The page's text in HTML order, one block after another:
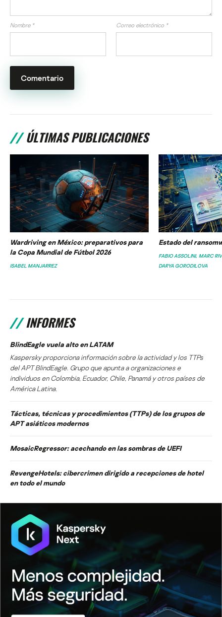
Nombre * Correo electrónico *
ÚLTIMAS PUBLICACIONES
Wardriving en México: preparativos para
la Copa Mundial de Fútbol 2026
ISABEL MANJARREZ
Estado del
FABIO ASSOLINI MARC
DARYA GORODILOVA
INFORMES
BlindEagle vuela alto en LATAM
Kaspersky proporciona información sobre la actividad y los TTPs
del APT BlindEagle. Grupo que apunta a organizaciones e
individuos en Colombia, Ecuador, Chile, Panamá y otros países de
América Latina.
Tácticas, técnicas y procedimientos (TTPs) de los grupos de
APT asiáticos modernos
MosaicRegressor: acechando en las sombras de UEFI
RevengeHotels: cibercrimen dirigido a recepciones de hotel
en todo el mundo